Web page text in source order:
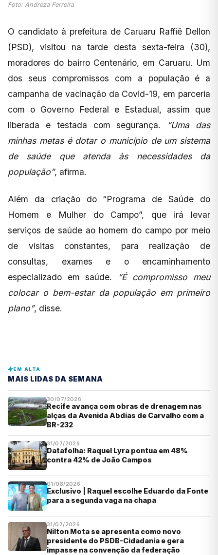
Foto: Andreza Ferreira
O candidato à prefeitura de Caruaru Raffiê Dellon
(PSD), visitou na tarde desta sexta-feira (30),
moradores do bairro Centenário, em Caruaru. Um
dos seus compromissos com a população é a
campanha de vacinação da Covid-19, em parceria
com o Governo Federal e Estadual, assim que
liberada e testada com segurança.
“Uma das
minhas metas é dotar o município de um sistema
de saúde que atenda às necessidades da
população”, afirma.
Além da criação do “Programa de Saúde do
Homem e Mulher do Campo”, que irá levar
serviços de saúde ao homem do campo por meio
de visitas constantes, para realização de
consultas, exames e o encaminhamento
especializado em saúde.
“É compromisso meu
colocar o bem-estar da população em primeiro
plano”, disse.
EM ALTA
MAIS LIDAS DA SEMANA
30/07/2026
Recife avança com obras de drenagem nas
alças da Avenida Abdias de Carvalho com a
BR-232
31/07/2026
Datafolha: Raquel Lyra pontua em 48%
contra 42% de João Campos
01/08/2026
Exclusivo | Raquel escolhe Eduardo da Fonte
para a segunda vaga na chapa
31/07/2026
Nilton Mota se apresenta como novo
presidente do PSDB-Cidadania e gera
impasse na convenção da federação